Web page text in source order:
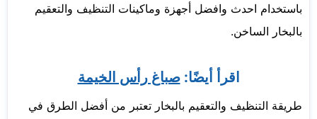
باستخدام احدث وافضل أجهزة وماكينات التنظيف والتعقيم
بالبخار الساخن.
اقرأ أيضًا:صباغ رأس الخيمة
طريقة التنظيف والتعقيم بالبخار تعتبر من أفضل الطرق في